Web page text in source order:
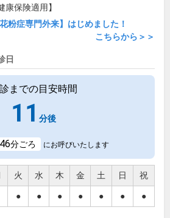
康保険適用】
粉症専門外来】はじめました！
こちらから＞＞
日
までの目安時間
11 分後
46分ごろ にお呼びいたします
火 水 木 金 土 日 祝
● ● ● ● ● ● ●